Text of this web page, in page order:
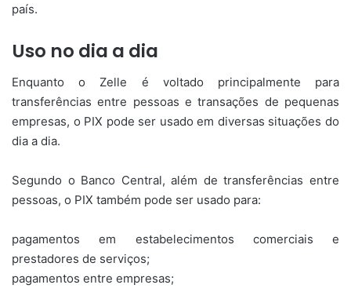
país.
Uso no dia a dia
Enquanto o Zelle é voltado principalmente para
transferências entre pessoas e transações de pequenas
empresas, o PIX pode ser usado em diversas situações do
dia a dia.
Segundo o Banco Central, além de transferências entre
pessoas, o PIX também pode ser usado para:
pagamentos em estabelecimentos comerciais e
prestadores de serviços;
pagamentos entre empresas;